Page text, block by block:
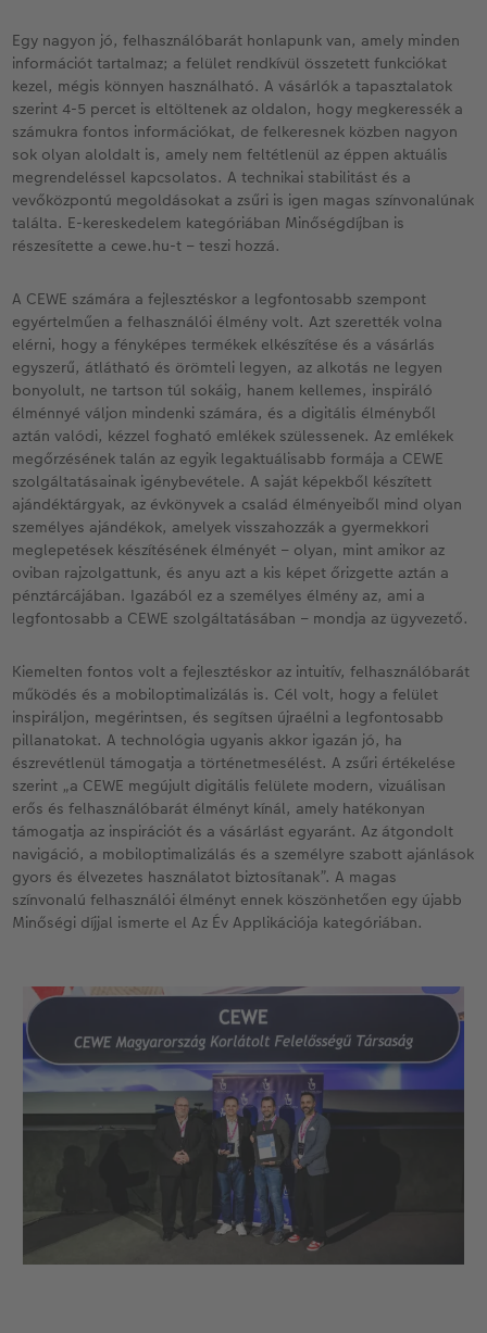
Egy nagyon jó, felhasználóbarát honlapunk van, amely minden
információt tartalmaz; a felület rendkívül összetett funkciókat
kezel, mégis könnyen használható. A vásárlók a tapasztalatok
szerint 4-5 percet is eltöltenek az oldalon, hogy megkeressék a
számukra fontos információkat, de felkeresnek közben nagyon
sok olyan aloldalt is, amely nem feltétlenül az éppen aktuális
megrendeléssel kapcsolatos. A technikai stabilitást és a
vevőközpontú megoldásokat a zsűri is igen magas színvonalúnak
találta. E-kereskedelem kategóriában Minőségdíjban is
részesítette a cewe.hu-t – teszi hozzá.
A CEWE számára a fejlesztéskor a legfontosabb szempont
egyértelműen a felhasználói élmény volt. Azt szerették volna
elérni, hogy a fényképes termékek elkészítése és a vásárlás
egyszerű, átlátható és örömteli legyen, az alkotás ne legyen
bonyolult, ne tartson túl sokáig, hanem kellemes, inspiráló
élménnyé váljon mindenki számára, és a digitális élményből
aztán valódi, kézzel fogható emlékek szülessenek. Az emlékek
megőrzésének talán az egyik legaktuálisabb formája a CEWE
szolgáltatásainak igénybevétele. A saját képekből készített
ajándéktárgyak, az évkönyvek a család élményeiből mind olyan
személyes ajándékok, amelyek visszahozzák a gyermekkori
meglepetések készítésének élményét – olyan, mint amikor az
oviban rajzolgattunk, és anyu azt a kis képet őrizgette aztán a
pénztárcájában. Igazából ez a személyes élmény az, ami a
legfontosabb a CEWE szolgáltatásában – mondja az ügyvezető.
Kiemelten fontos volt a fejlesztéskor az intuitív, felhasználóbarát
működés és a mobiloptimalizálás is. Cél volt, hogy a felület
inspiráljon, megérintsen, és segítsen újraélni a legfontosabb
pillanatokat. A technológia ugyanis akkor igazán jó, ha
észrevétlenül támogatja a történetmesélést. A zsűri értékelése
szerint „a CEWE megújult digitális felülete modern, vizuálisan
erős és felhasználóbarát élményt kínál, amely hatékonyan
támogatja az inspirációt és a vásárlást egyaránt. Az átgondolt
navigáció, a mobiloptimalizálás és a személyre szabott ajánlások
gyors és élvezetes használatot biztosítanak”. A magas
színvonalú felhasználói élményt ennek köszönhetően egy újabb
Minőségi díjjal ismerte el Az Év Applikációja kategóriában.